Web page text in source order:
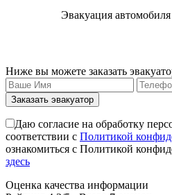
Эвакуация
Ниже вы можете заказать
Заказать эвакуатор
Даю согласие на обработку
соответствии с Политикой
ознакомиться с Политикой
здесь
Оценка качества информации